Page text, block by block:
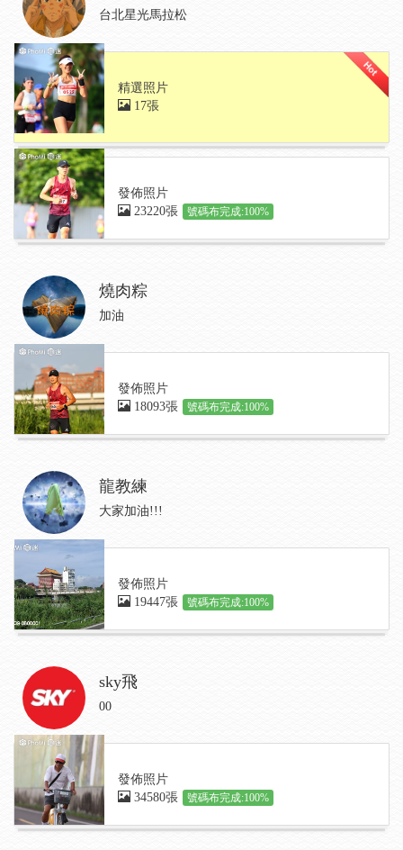
台北星光馬拉松
精選照片
17張
發佈照片
23220張
號碼布完成:100%
燒肉粽
加油
發佈照片
18093張
號碼布完成:100%
龍教練
大家加油!!!
發佈照片
19447張
號碼布完成:100%
sky飛
00
發佈照片
34580張
號碼布完成:100%